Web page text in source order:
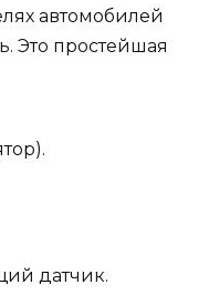
автомобилей
Это простейшая
датчик.